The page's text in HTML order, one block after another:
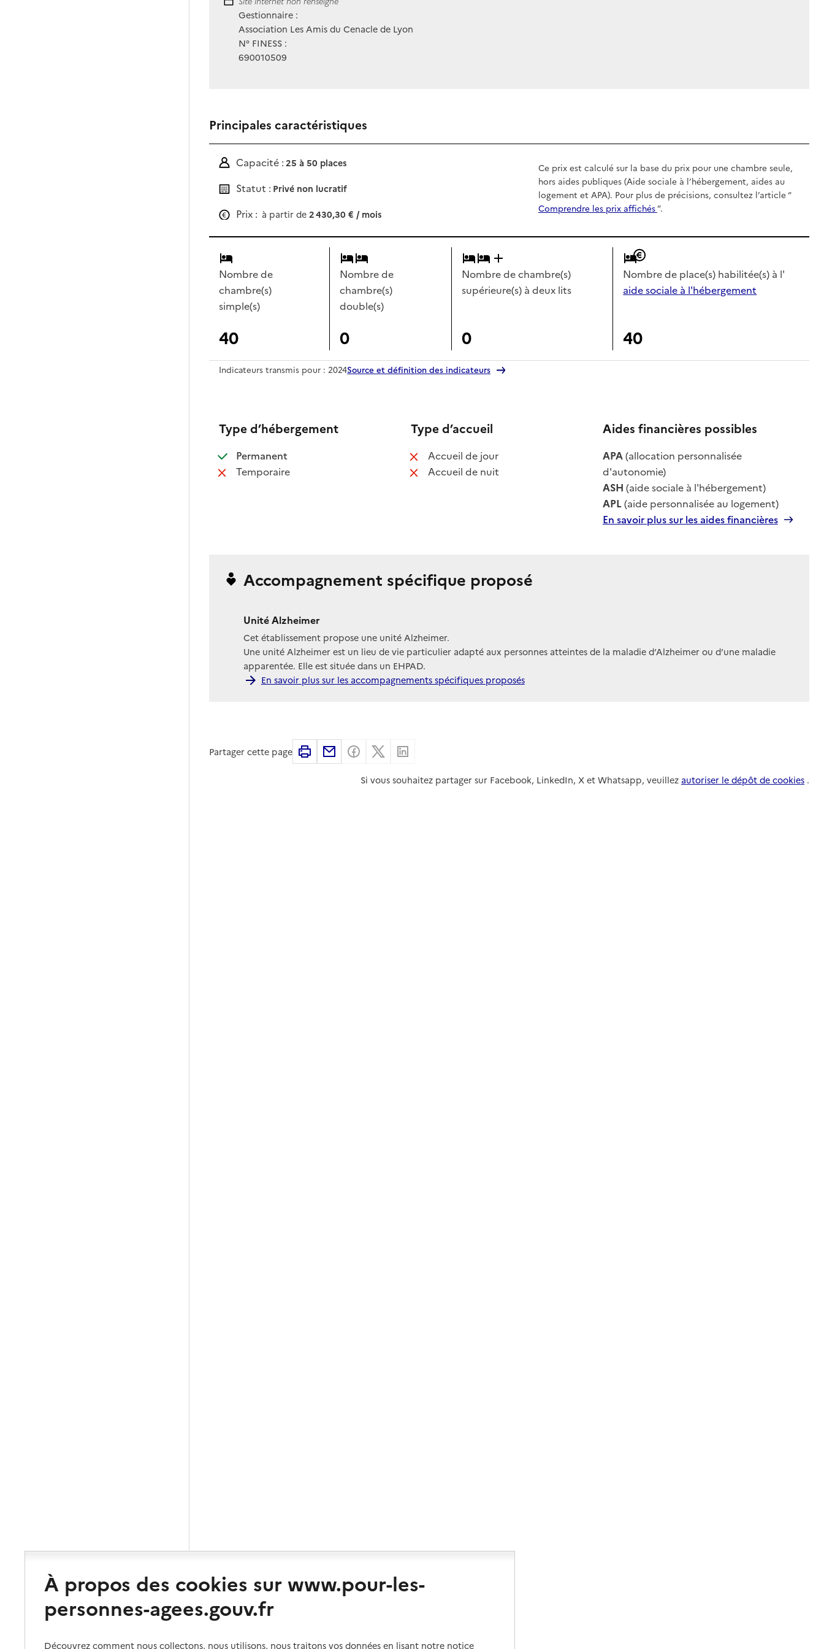
Gestionnaire :
Association Les Amis du Cenacle de Lyon
N° FINESS :
690010509
Principales caractéristiques
Capacité : 25 à 50 places
Statut : Privé non lucratif
Prix : à partir de 2 430,30 € / mois
Ce prix est calculé sur la base du prix pour une chambre seule,
hors aides publiques (Aide sociale à l’hébergement, aides au
logement et APA). Pour plus de précisions, consultez l’article “
Comprendre les prix affichés”.
Nombre de
chambre(s)
simple(s)
40
Nombre de
chambre(s)
double(s)
0
Nombre de chambre(s)
supérieure(s) à deux lits
0
Nombre de place(s) habilitée(s) à l'
aide sociale à l'hébergement
40
Indicateurs transmis pour : 2024Source et définition des indicateurs
Type d’hébergement
Permanent: disponible
Temporaire: non disponible
Type d’accueil
Accueil de jour: non disponible
Accueil de nuit: non disponible
Aides financières possibles
APA(allocation personnalisée
d'autonomie)
ASH (aide sociale à l'hébergement)
APL(aide personnalisée au logement)
En savoir plus sur les aides financières
Accompagnement spécifique proposé
Unité Alzheimer
Cet établissement propose une unité Alzheimer.
Une unité Alzheimer est un lieu de vie particulier adapté aux personnes atteintes de la maladie d’Alzheimer ou d’une maladie
apparentée. Elle est située dans un EHPAD.
En savoir plus sur les accompagnements spécifiques proposés
Partager cette page ImprimerPartager par email
Partager sur Facebook
Partager sur X
Si vous souhaitez partager sur Facebook, LinkedIn, X et Whatsapp, veuillez autoriser le dépôt de cookies .
À propos des cookies sur www.pour-les-
personnes-agees.gouv.fr
Découvrez comment nous collectons, nous utilisons, nous traitons vos données en lisant notre notice